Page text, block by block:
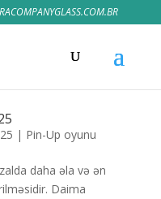
| Pin-Up oyunu
daha əla və ən
Daima